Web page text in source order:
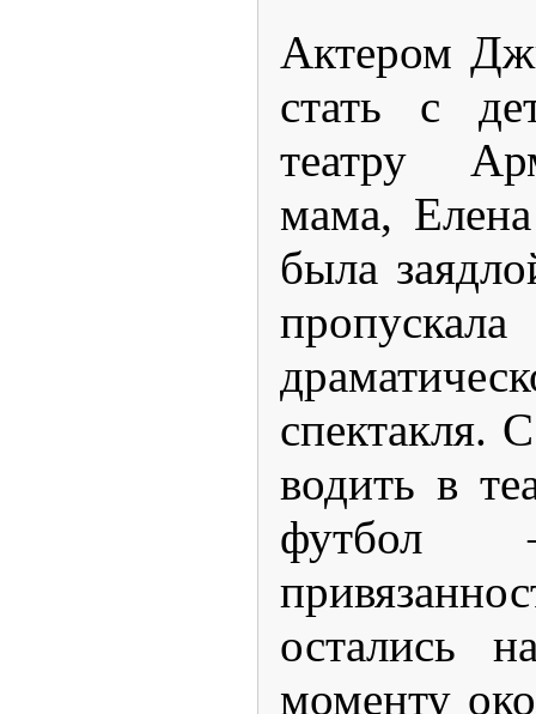
Актером
стать с
театру
мама,
была
спектакля.
водить в
остались
моменту